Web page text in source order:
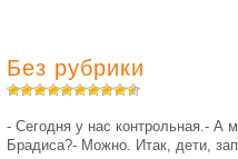
Без рубрики
- Сегодня у нас контрольная.- А
Брадиса?- Можно. Итак, дети,